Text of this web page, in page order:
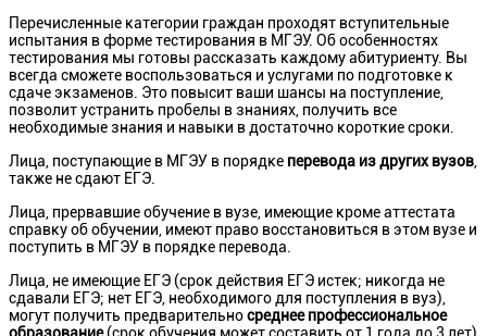
Перечисленные категории граждан проходят вступительные
испытания в форме тестирования в МГЭУ. Об особенностях
тестирования мы готовы рассказать каждому абитуриенту. Вы
всегда сможете воспользоваться и услугами по подготовке к
сдаче экзаменов. Это повысит ваши шансы на поступление,
позволит устранить пробелы в знаниях, получить все
необходимые знания и навыки в достаточно короткие сроки.
Лица, поступающие в МГЭУ в порядке перевода из других вузов,
также не сдают ЕГЭ.
Лица, прервавшие обучение в вузе, имеющие кроме аттестата
справку об обучении, имеют право восстановиться в этом вузе и
поступить в МГЭУ в порядке перевода.
Лица, не имеющие ЕГЭ (срок действия ЕГЭ истек; никогда не
сдавали ЕГЭ; нет ЕГЭ, необходимого для поступления в вуз),
могут получить предварительносреднее профессиональное